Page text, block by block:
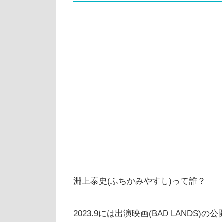
淵上泰史(ふちかみやすし)って誰？
2023.9には出演映画(BAD LANDS)の公